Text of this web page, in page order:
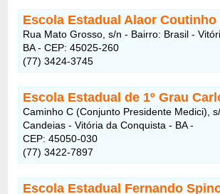
Escola Estadual Alaor Coutinho
Rua Mato Grosso, s/n - Bairro: Brasil -
BA - CEP: 45025-260
(77) 3424-3745
Escola Estadual de 1º Grau
Caminho C (Conjunto Presidente Medici),
Candeias - Vitória da Conquista - BA -
CEP: 45050-030
(77) 3422-7897
Escola Estadual Fernando